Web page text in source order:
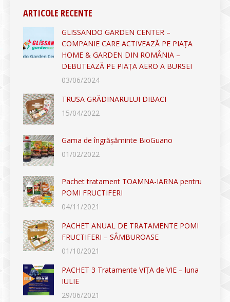
ARTICOLE RECENTE
GLISSANDO GARDEN CENTER –
COMPANIE CARE ACTIVEAZĂ PE PIAȚA
HOME & GARDEN DIN ROMÂNIA –
DEBUTEAZĂ PE PIAȚA AERO A BURSEI
03/06/2024
TRUSA GRĂDINARULUI DIBACI
15/04/2022
Gama de îngrășăminte BioGuano
01/02/2022
Pachet tratament TOAMNA-IARNA pentru
POMI FRUCTIFERI
04/11/2021
PACHET ANUAL DE TRATAMENTE POMI
FRUCTIFERI – SÂMBUROASE
01/10/2021
PACHET 3 Tratamente VIȚA de VIE – luna
IULIE
29/06/2021